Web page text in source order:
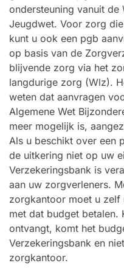
ondersteuning vanuit
Jeugdwet. Voor zorg
kunt u ook een pgb
op basis van de
blijvende zorg via het
langdurige zorg (Wlz).
weten dat aanvragen
Algemene Wet
meer mogelijk is,
Als u beschikt over een
de uitkering niet op uw
Verzekeringsbank is
aan uw zorgverleners.
zorgkantoor moet u zelf
met dat budget betalen.
ontvangt, komt het
Verzekeringsbank en
zorgkantoor.